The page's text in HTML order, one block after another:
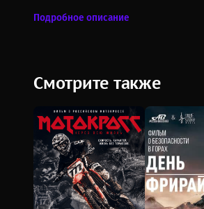
жизнь, какие эмоции они
Подробное описание
Смотрите также